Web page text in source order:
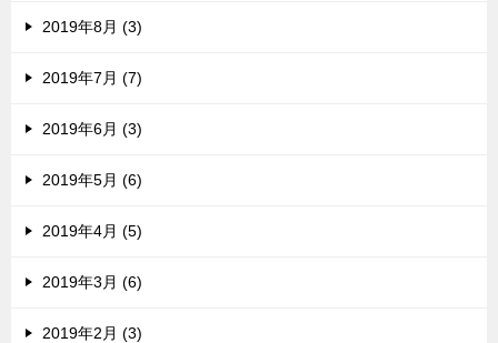
2019年8月 (3)
2019年7月 (7)
2019年6月 (3)
2019年5月 (6)
2019年4月 (5)
2019年3月 (6)
2019年2月 (3)